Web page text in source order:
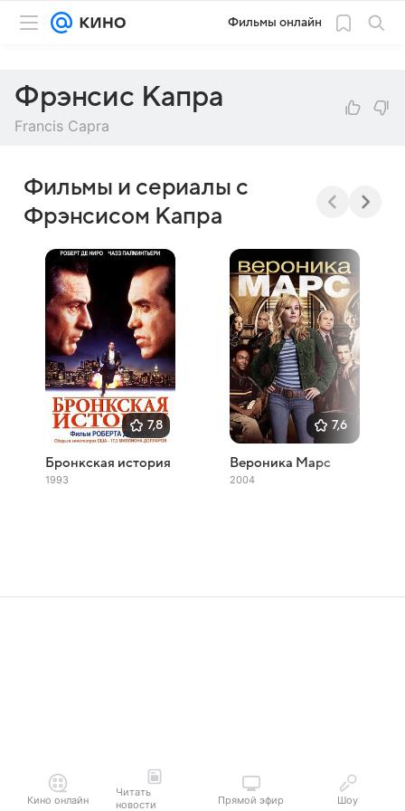
Фильмы онлайн
Фрэнсис Капра
Francis Capra
Фильмы и сериалы с
Фрэнсисом Капра
7,8
Бронкская история
1993
7,6
Вероника Марс
2004
Кино онлайн
Читать
новости
Прямой эфир Шоу